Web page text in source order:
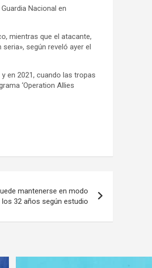
Nacional en
mientras que el atacante,
según reveló ayer el
en 2021, cuando las tropas
‘Operation Allies
mantenerse en modo
32 años según estudio